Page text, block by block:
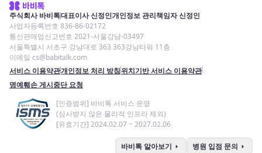
주식회사 바비톡대표이사 신정인개인정보 관리책임자 신정인
사업자등록번호 836-86-02172
통신판매업신고번호 2021-서울강남-03497
서울특별시 서초구 강남대로 363 363강남타워 11층
이메일 cs@babitalk.com
서비스 이용약관개인정보 처리 방침위치기반 서비스 이용약관
명예훼손 게시중단 요청
[인증범위] 바비톡 서비스 운영
(심사받지 않은 물리적 인프라 제외)
[유효기간] 2024.02.07 ~ 2027.02.06
바비톡 알아보기 arrow_right 병원 입점 문의 arrow_right